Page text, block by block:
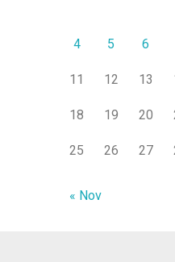
4 5 6
11 12 13
18 19 20
25 26 27
« Nov